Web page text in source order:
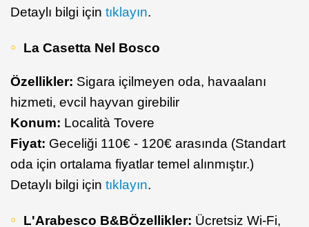
Detaylı bilgi için tıklayın.
La Casetta Nel Bosco
Özellikler: Sigara içilmeyen oda, havaalanı
hizmeti, evcil hayvan girebilir
Konum: Località Tovere
Fiyat: Geceliği 110€ - 120€ arasında (Standart
oda için ortalama fiyatlar temel alınmıştır.)
Detaylı bilgi için tıklayın.
L'Arabesco B&BÖzellikler: Ücretsiz Wi-Fi,